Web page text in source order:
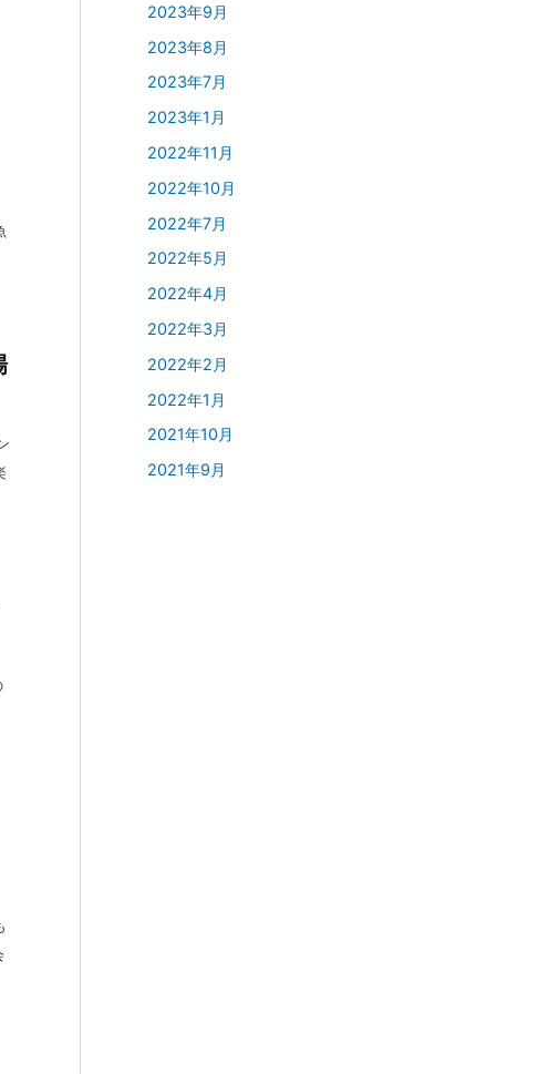
2023年9月
2023年8月
2023年7月
2023年1月
2022年11月
2022年10月
2022年7月
2022年5月
2022年4月
2022年3月
2022年2月
2022年1月
2021年10月
2021年9月